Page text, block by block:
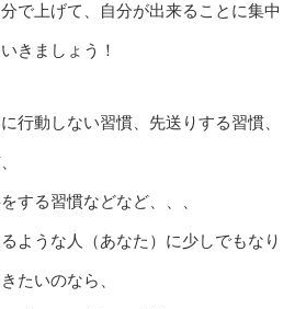
で上げて、自分が出来ることに集中
きましょう！
行動しない習慣、先送りする習慣、
する習慣などなど、、、
ような人（あなた）に少しでもなり
たいのなら、